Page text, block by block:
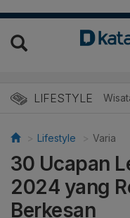
LIFESTYLE
Lifestyle Varia
30 Ucapan
2024 yang
Berkesan